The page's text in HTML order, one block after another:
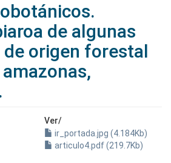
de algunas
origen forestal
Ver/
ir_portada.jpg (4.184Kb)
articulo4.pdf (219.7Kb)